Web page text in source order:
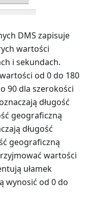
DMS zapisuje
wartości
i sekundach.
od 0 do 180
90 dla szerokości
długość
geograficzną
długość
geograficzną
wartości
ułamek
wynosić od 0 do